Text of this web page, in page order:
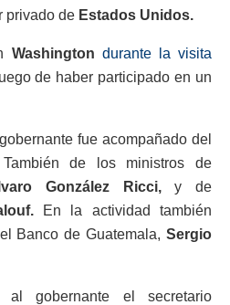
privado de Estados Unidos.
Washington durante la visita
de haber participado en un
fue acompañado del
También de los ministros de
González Ricci,y de
En la actividad también
Banco de Guatemala, Sergio
al gobernante el secretario